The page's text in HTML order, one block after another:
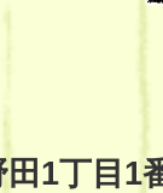
1丁目1